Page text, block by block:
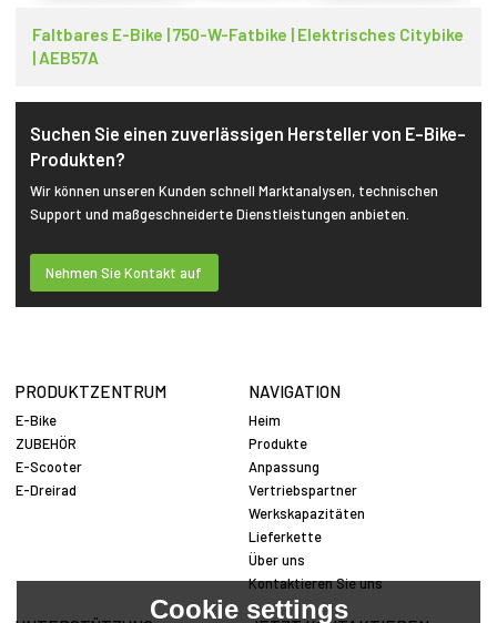
Faltbares E-Bike | 750-W-Fatbike | Elektrisches Citybike
| AEB57A
Suchen Sie einen zuverlässigen Hersteller von E-Bike-
Produkten?
Wir können unseren Kunden schnell Marktanalysen, technischen
Support und maßgeschneiderte Dienstleistungen anbieten.
Nehmen Sie Kontakt auf
PRODUKTZENTRUM
E-Bike
ZUBEHÖR
E-Scooter
E-Dreirad
NAVIGATION
Heim
Produkte
Anpassung
Vertriebspartner
Werkskapazitäten
Lieferkette
Über uns
Kontaktieren Sie uns
Cookie settings